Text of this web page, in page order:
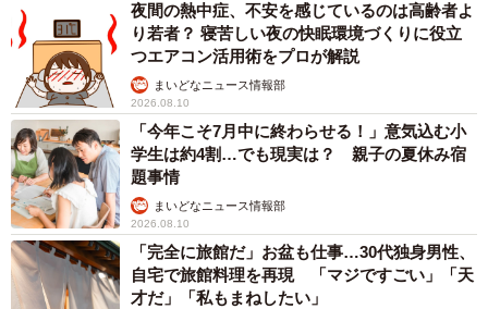
夜間の熱中症、不安を感じているのは高齢者よ
り若者？ 寝苦しい夜の快眠環境づくりに役立
つエアコン活用術をプロが解説
まいどなニュース情報部
2026.08.10
「今年こそ7月中に終わらせる！」意気込む小
学生は約4割…でも現実は？ 親子の夏休み宿
題事情
まいどなニュース情報部
2026.08.10
「完全に旅館だ」お盆も仕事…30代独身男性、
自宅で旅館料理を再現 「マジですごい」「天
才だ」「私もまねしたい」